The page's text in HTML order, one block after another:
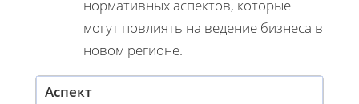
нормативных аспектов, которые
могут повлиять на ведение бизнеса в
новом регионе.
Аспект